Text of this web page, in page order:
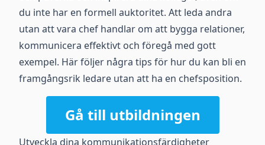
du inte har en formell auktoritet. Att leda andra
utan att vara chef handlar om att bygga relationer,
kommunicera effektivt och föregå med gott
exempel. Här följer några tips för hur du kan bli en
framgångsrik ledare utan att ha en chefsposition.
Gå till utbildningen
Utveckla dina kommunikationsfärdigheter